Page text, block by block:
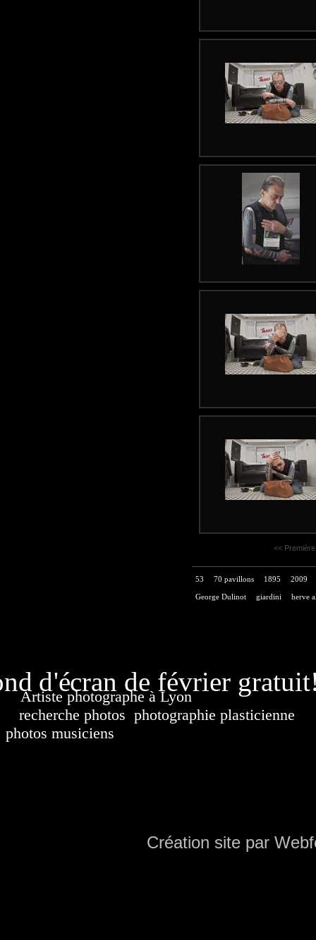
<<
53 70 pavillons 1895 2009
George Dulinot giardini herve
d'écran de février
Artiste photographe à LyonFrance. Banque
recherche photos photographie plasticienne
photos musiciens
Création site par